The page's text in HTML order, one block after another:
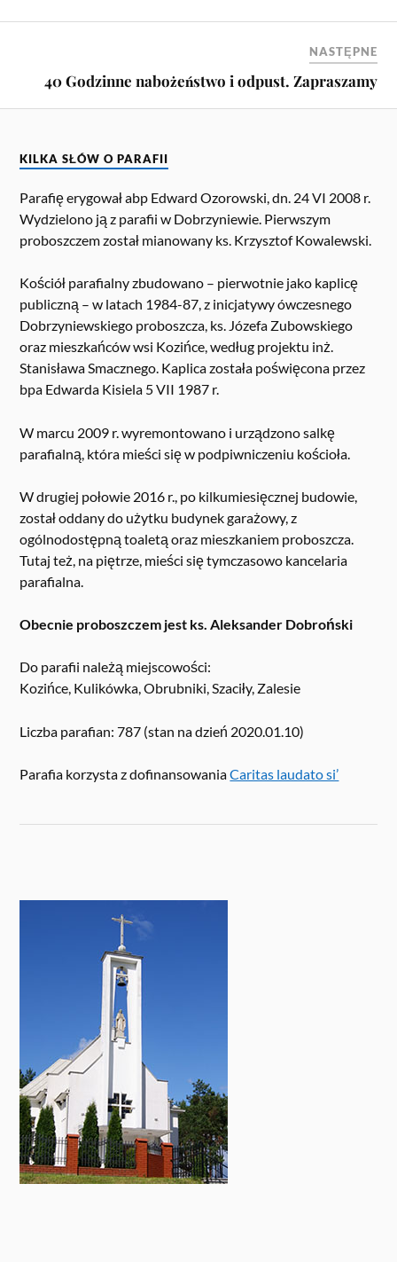
NASTĘPNE
40 Godzinne nabożeństwo i odpust. Zapraszamy
KILKA SŁÓW O PARAFII
Parafię erygował abp Edward Ozorowski, dn. 24 VI 2008 r.
Wydzielono ją z parafii w Dobrzyniewie. Pierwszym
proboszczem został mianowany ks. Krzysztof Kowalewski.
Kościół parafialny zbudowano – pierwotnie jako kaplicę
publiczną – w latach 1984-87, z inicjatywy ówczesnego
Dobrzyniewskiego proboszcza, ks. Józefa Zubowskiego
oraz mieszkańców wsi Kozińce, według projektu inż.
Stanisława Smacznego. Kaplica została poświęcona przez
bpa Edwarda Kisiela 5 VII 1987 r.
W marcu 2009 r. wyremontowano i urządzono salkę
parafialną, która mieści się w podpiwniczeniu kościoła.
W drugiej połowie 2016 r., po kilkumiesięcznej budowie,
został oddany do użytku budynek garażowy, z
ogólnodostępną toaletą oraz mieszkaniem proboszcza.
Tutaj też, na piętrze, mieści się tymczasowo kancelaria
parafialna.
Obecnie proboszczem jest ks. Aleksander Dobroński
Do parafii należą miejscowości:
Kozińce, Kulikówka, Obrubniki, Szaciły, Zalesie
Liczba parafian: 787 (stan na dzień 2020.01.10)
Parafia korzysta z dofinansowaniaCaritas laudato si’